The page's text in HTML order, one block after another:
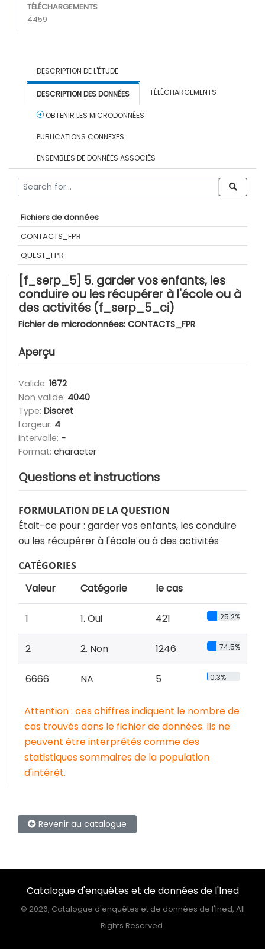
TÉLÉCHARGEMENTS
4459
DESCRIPTION DE L'ÉTUDE
DESCRIPTION DES DONNÉES TÉLÉCHARGEMENTS
OBTENIR LES MICRODONNÉES
PUBLICATIONS CONNEXES
ENSEMBLES DE DONNÉES ASSOCIÉS
Fichiers de données
CONTACTS_FPR
QUEST_FPR
[f_serp_5] 5. garder vos enfants, les
conduire ou les récupérer à l'école ou à
des activités (f_serp_5_ci)
Fichier de microdonnées: CONTACTS_FPR
Aperçu
Valide: 1672
Non valide: 4040
Type: Discret
Largeur: 4
Intervalle: -
Format: character
Questions et instructions
FORMULATION DE LA QUESTION
Était-ce pour : garder vos enfants, les conduire
ou les récupérer à l'école ou à des activités
CATÉGORIES
Valeur Catégorie le cas
1 1. Oui 421 25.2%
2 2. Non 1246 74.5%
6666 NA 5 0.3%
Attention : ces chiffres indiquent le nombre de
cas trouvés dans le fichier de données. Ils ne
peuvent être interprétés comme des
statistiques sommaires de la population
d'intérêt.
Revenir au catalogue
Catalogue d'enquêtes et de données de l'Ined
© 2026, Catalogue d'enquêtes et de données de l'Ined, All
Rights Reserved.